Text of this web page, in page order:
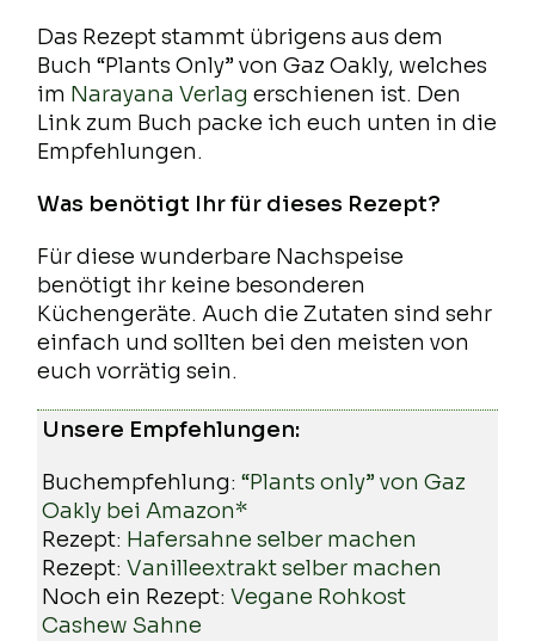
Das Rezept stammt übrigens aus dem
Buch “Plants Only” von Gaz Oakly, welches
im Narayana Verlag erschienen ist. Den
Link zum Buch packe ich euch unten in die
Empfehlungen.
Was benötigt Ihr für dieses Rezept?
Für diese wunderbare Nachspeise
benötigt ihr keine besonderen
Küchengeräte. Auch die Zutaten sind sehr
einfach und sollten bei den meisten von
euch vorrätig sein.
Unsere Empfehlungen:
Buchempfehlung:“Plants only” von Gaz
Oakly bei Amazon*
Rezept: Hafersahne selber machen
Rezept:Vanilleextrakt selber machen
Noch ein Rezept:Vegane Rohkost
Cashew Sahne